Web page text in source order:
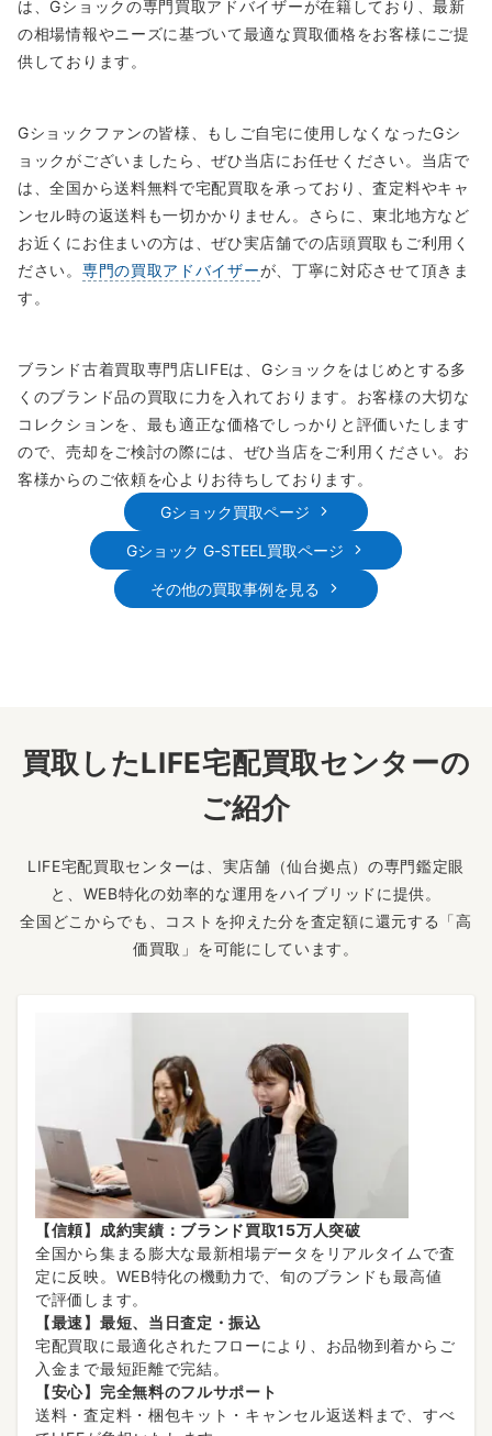
は、Gショックの専門買取アドバイザーが在籍しており、最新
の相場情報やニーズに基づいて最適な買取価格をお客様にご提
供しております。
Gショックファンの皆様、もしご自宅に使用しなくなったGシ
ョックがございましたら、ぜひ当店にお任せください。当店で
は、全国から送料無料で宅配買取を承っており、査定料やキャ
ンセル時の返送料も一切かかりません。さらに、東北地方など
お近くにお住まいの方は、ぜひ実店舗での店頭買取もご利用く
ださい。 専門の買取アドバイザーが、丁寧に対応させて頂きま
す。
ブランド古着買取専門店LIFEは、Gショックをはじめとする多
くのブランド品の買取に力を入れております。お客様の大切な
コレクションを、最も適正な価格でしっかりと評価いたします
ので、売却をご検討の際には、ぜひ当店をご利用ください。お
客様からのご依頼を心よりお待ちしております。
Gショック買取ページ
Gショック G-STEEL買取ページ
その他の買取事例を見る
買取したLIFE宅配買取センターの
ご紹介
LIFE宅配買取センターは、実店舗（仙台拠点）の専門鑑定眼
と、WEB特化の効率的な運用をハイブリッドに提供。
全国どこからでも、コストを抑えた分を査定額に還元する「高
価買取」を可能にしています。
【信頼】成約実績：ブランド買取15万人突破
全国から集まる膨大な最新相場データをリアルタイムで査
定に反映。WEB特化の機動力で、旬のブランドも最高値
で評価します。
【最速】最短、当日査定・振込
宅配買取に最適化されたフローにより、お品物到着からご
入金まで最短距離で完結。
【安心】完全無料のフルサポート
送料・査定料・梱包キット・キャンセル返送料まで、すべ